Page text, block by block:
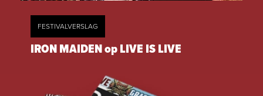
FESTIVALVERSLAG
IRON MAIDEN op LIVE IS LIVE